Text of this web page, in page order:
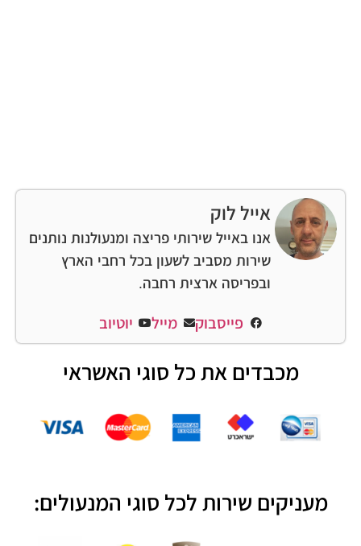
אייל לוק
אנו באייל שירותי פריצה ומנעולנות נותנים
שירות מסביב לשעון בכל רחבי הארץ
ובפריסה ארצית רחבה.
פייסבוק מייל יוטיוב
מכבדים את כל סוגי האשראי
מעניקים שירות לכל סוגי המנעולים: